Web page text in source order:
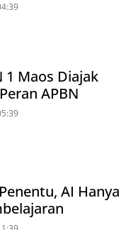
1 Maos Diajak
APBN
AI Hanya